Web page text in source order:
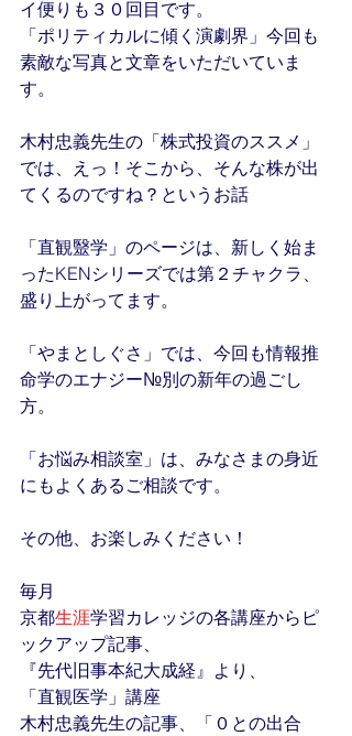
イ便りも３０回目です。
「ポリティカルに傾く演劇界」今回も
素敵な写真と文章をいただいていま
す。
木村忠義先生の「株式投資のススメ」
では、えっ！そこから、そんな株が出
てくるのですね？というお話
「直観毉学」のページは、新しく始ま
ったKENシリーズでは第２チャクラ、
盛り上がってます。
「やまとしぐさ」では、今回も情報推
命学のエナジー№別の新年の過ごし
方。
「お悩み相談室」は、みなさまの身近
にもよくあるご相談です。
その他、お楽しみください！
毎月
京都生涯学習カレッジの各講座からピ
ックアップ記事、
『先代旧事本紀大成経』より、
「直観医学」講座
木村忠義先生の記事、「０との出合